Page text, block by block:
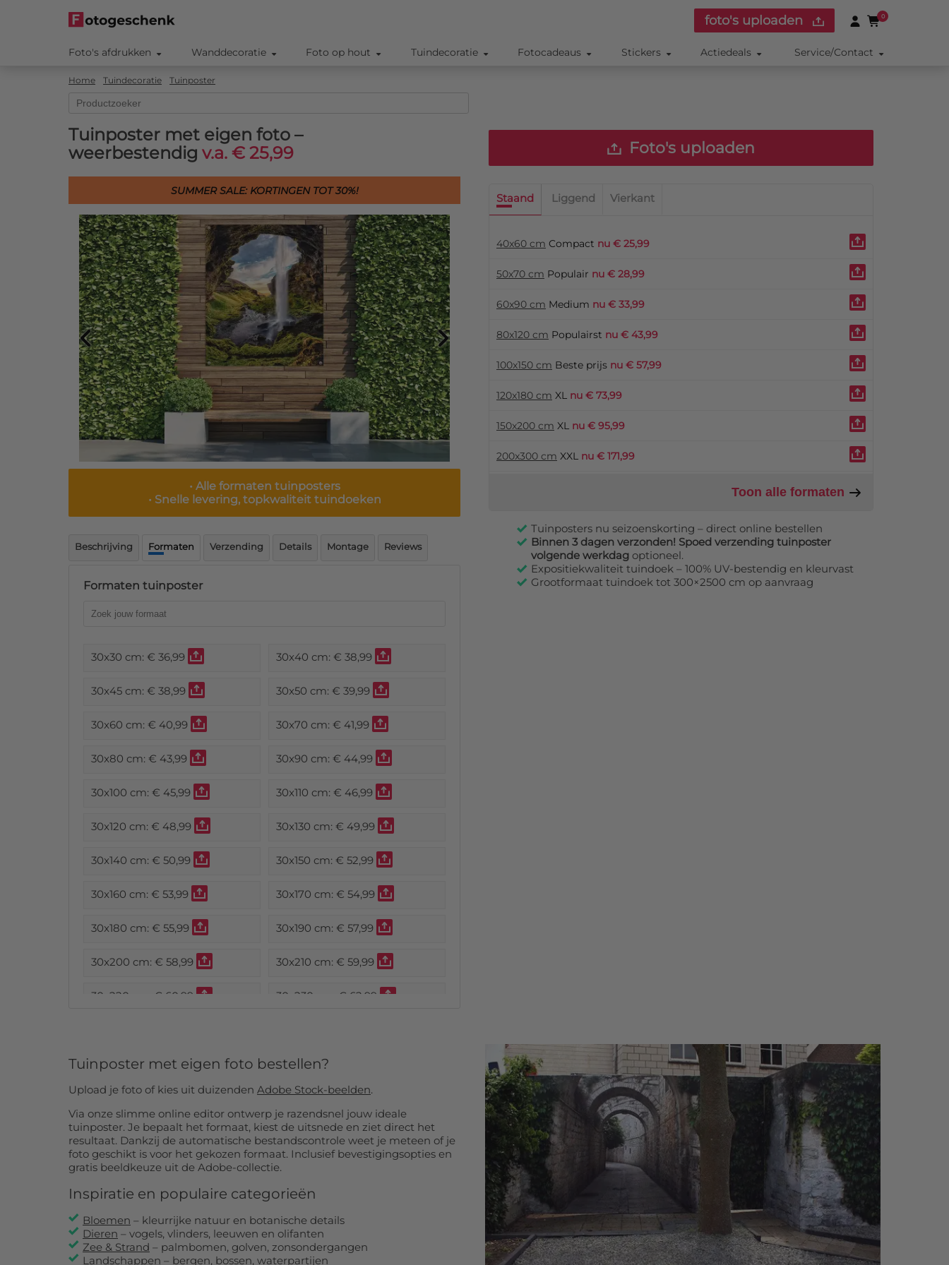
foto's uploaden 0
Foto's afdrukken Wanddecoratie Foto op hout Tuindecoratie Fotocadeaus Stickers Actiedeals Service/Contact
Home Tuindecoratie Tuinposter
Tuinposter met eigen foto –
weerbestendig v.a. € 25,99
SUMMER SALE: KORTINGEN TOT 30%!
• Alle formaten tuinposters
• Snelle levering, topkwaliteit tuindoeken
Beschrijving Formaten Verzending Details Montage Reviews
Formaten tuinposter
30x30 cm: € 36,99 30x40 cm: € 38,99
30x45 cm: € 38,99 30x50 cm: € 39,99
30x60 cm: € 40,99 30x70 cm: € 41,99
30x80 cm: € 43,99 30x90 cm: € 44,99
30x100 cm: € 45,99 30x110 cm: € 46,99
30x120 cm: € 48,99 30x130 cm: € 49,99
30x140 cm: € 50,99 30x150 cm: € 52,99
30x160 cm: € 53,99 30x170 cm: € 54,99
30x180 cm: € 55,99 30x190 cm: € 57,99
30x200 cm: € 58,99 30x210 cm: € 59,99
30x220 cm: € 60,99 30x230 cm: € 62,99
30x260 cm:€ 65,99 30x270 cm:
30x280 cm: € 68,99 30x290 cm:€ 69,99
30x300 cm:€ 70,99 30x310 cm:€ 72,99
30x320 cm:€ 73,99 30x330 cm:
30x340 cm:€ 75,99 30x350 cm:
30x360 cm:€ 78,99 30x370 cm:
Foto's uploaden
Staand Liggend Vierkant
40x60 cm Compact nu € 25,99
50x70 cm Populair nu € 28,99
60x90 cm Medium nu € 33,99
80x120 cm Populairst nu € 43,99
100x150 cm Beste prijs nu € 57,99
120x180 cm XL nu € 73,99
150x200 cm XL nu € 95,99
200x300 cm XXL nu € 171,99
Toon alle formaten
Tuinposters nu seizoenskorting – direct online bestellen
Binnen 3 dagen verzonden! Spoed verzending tuinposter
volgende werkdag optioneel.
Expositiekwaliteit tuindoek – 100% UV-bestendig en kleurvast
Grootformaat tuindoek tot 300×2500 cm op aanvraag
Tuinposter met eigen foto bestellen?
Upload je foto of kies uit duizenden Adobe Stock-beelden.
Via onze slimme online editor ontwerp je razendsnel jouw ideale
tuinposter. Je bepaalt het formaat, kiest de uitsnede en ziet direct het
resultaat. Dankzij de automatische bestandscontrole weet je meteen of je
foto geschikt is voor het gekozen formaat. Inclusief bevestigingsopties en
gratis beeldkeuze uit de Adobe-collectie.
Inspiratie en populaire categorieën
Bloemen – kleurrijke natuur en botanische details
Dieren – vogels, vlinders, leeuwen en olifanten
Zee & Strand – palmbomen, golven, zonsondergangen
Landschappen – bergen, bossen, waterpartijen